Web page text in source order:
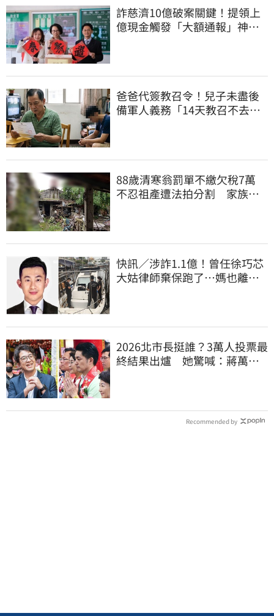
詐慈濟10億破案關鍵！提領上
億現金觸發「大額通報」神鬼
爸爸代簽教召令！兒子未盡後
備軍人義務「14天教召不去」
88歲清寒翁罰單不繳欠稅7萬
不忍祖產遭法拍分割 家族按
快訊／涉詐1.1億！曾任徐巧芯
大姑律師棄保跑了…媽也離
2026北市長挺誰？3萬人投票最
終結果出爐 她驚喊：蔣萬安
Recommended by